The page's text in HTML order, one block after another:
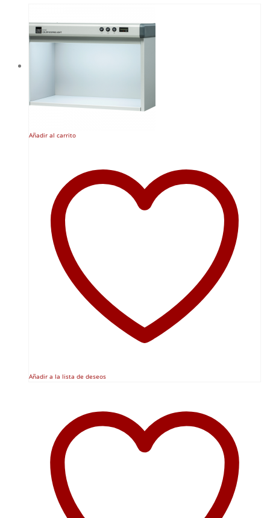
Añadir al carrito
Añadir a la lista de deseos